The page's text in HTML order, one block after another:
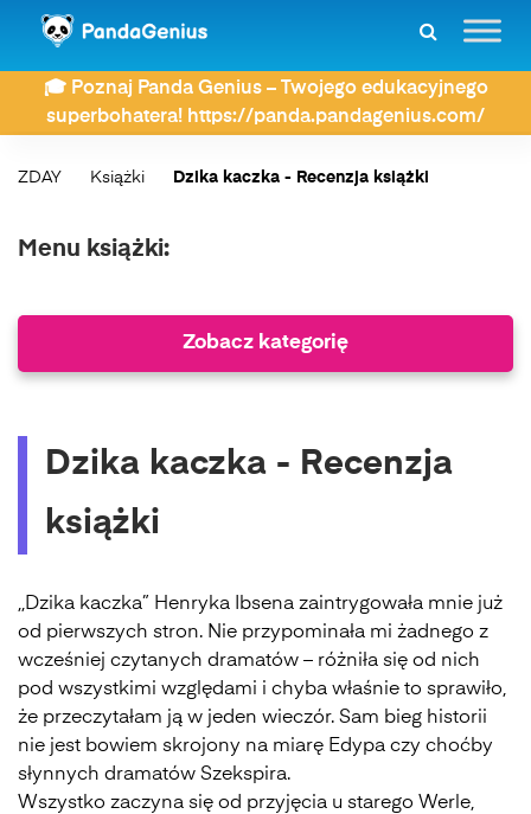
🎓 Poznaj Panda Genius – Twojego edukacyjnego
superbohatera! https://panda.pandagenius.com/
ZDAY Książki Dzika kaczka - Recenzja książki
Menu książki:
Zobacz kategorię
Dzika kaczka - Recenzja
książki
,,Dzika kaczka” Henryka Ibsena zaintrygowała mnie już
od pierwszych stron. Nie przypominała mi żadnego z
wcześniej czytanych dramatów – różniła się od nich
pod wszystkimi względami i chyba właśnie to sprawiło,
że przeczytałam ją w jeden wieczór. Sam bieg historii
nie jest bowiem skrojony na miarę Edypa czy choćby
słynnych dramatów Szekspira.
Wszystko zaczyna się od przyjęcia u starego Werle,